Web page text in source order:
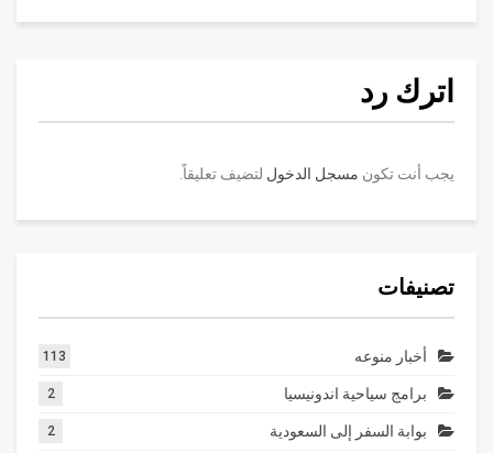
اترك رد
يجب أنت تكون مسجل الدخول لتضيف تعليقاً.
تصنيفات
أخبار منوعه 113
برامج سياحية اندونيسيا 2
بوابة السفر إلى السعودية 2